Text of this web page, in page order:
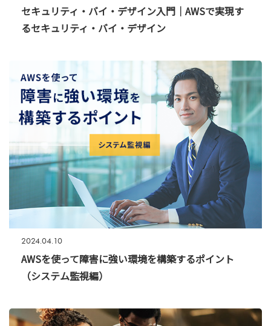
セキュリティ・バイ・デザイン入門｜AWSで実現す
るセキュリティ・バイ・デザイン
2024.04.10
AWSを使って障害に強い環境を構築するポイント
（システム監視編）